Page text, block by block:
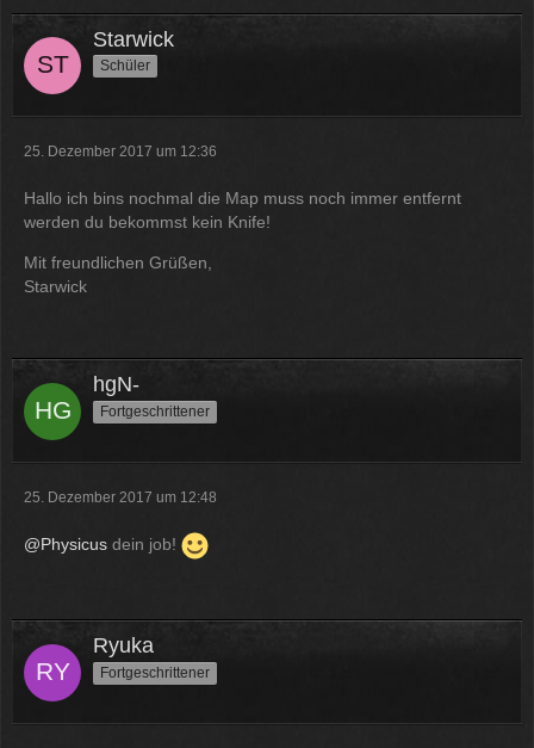
Starwick
Schüler
25. Dezember 2017 um 12:36
Hallo ich bins nochmal die Map muss noch immer entfernt
werden du bekommst kein Knife!
Mit freundlichen Grüßen,
Starwick
hgN-
Fortgeschrittener
25. Dezember 2017 um 12:48
@Physicus dein job!
Ryuka
Fortgeschrittener